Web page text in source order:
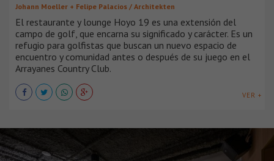
Johann Moeller + Felipe Palacios / Architekten
El restaurante y lounge Hoyo 19 es una extensión del
campo de golf, que encarna su significado y carácter. Es un
refugio para golfistas que buscan un nuevo espacio de
encuentro y comunidad antes o después de su juego en el
Arrayanes Country Club.
VER +